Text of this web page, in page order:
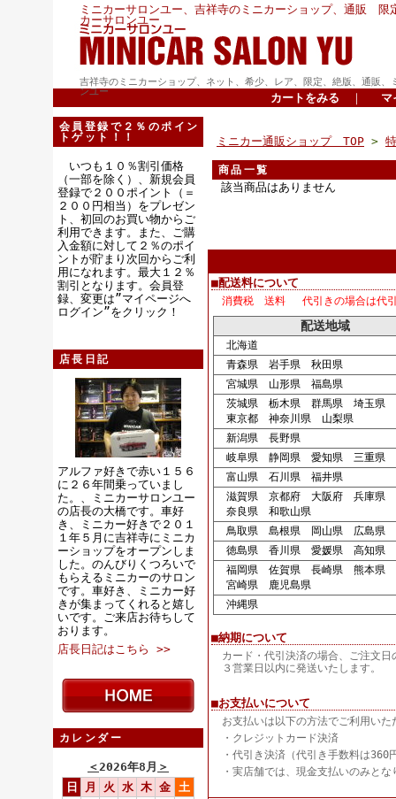
ミニカーサロンユー、吉祥寺のミニカーショップ、通販 限
カーサロンユー
吉祥寺のミニカーショップ、ネット、希少、レア、限定、絶版、通販、
ンユー
カートをみる ｜ マ
会員登録で２％のポイン
トゲット！！
いつも１０％割引価格
（一部を除く）、新規会員
登録で２００ポイント（＝
２００円相当）をプレゼン
ト、初回のお買い物からご
利用できます。また、ご購
入金額に対して２％のポイ
ントが貯まり次回からご利
用になれます。最大１２％
割引となります。会員登
録、変更は”マイページへ
ログイン”をクリック！
店長日記
アルファ好きで赤い１５６
に２６年間乗っていまし
た。、ミニカーサロンユー
の店長の大橋です。車好
き、ミニカー好きで２０１
１年５月に吉祥寺にミニカ
ーショップをオープンしま
した。のんびりくつろいで
もらえるミニカーのサロン
です。車好き、ミニカー好
きが集まってくれると嬉し
いです。ご来店お待ちして
おります。
店長日記はこちら >>
カレンダー
＜2026年8月 ＞
日
月 火 水 木 金 土
ミニカー通販ショップ TOP >
商品一覧
該当商品はありません
■配送料について
消費税 送料 代引きの場合は代引
配送地域
北海道
青森県 岩手県 秋田県
宮城県 山形県 福島県
茨城県 栃木県 群馬県 埼玉県
東京都 神奈川県 山梨県
新潟県 長野県
岐阜県 静岡県 愛知県 三重県
富山県 石川県 福井県
滋賀県 京都府 大阪府 兵庫県
奈良県 和歌山県
鳥取県 島根県 岡山県 広島県
徳島県 香川県 愛媛県 高知県
福岡県 佐賀県 長崎県 熊本県
宮崎県 鹿児島県
沖縄県
■納期について
カード・代引決済の場合、ご注文日
３営業日以内に発送いたします。
■お支払いについて
お支払いは以下の方法でご利用いた
・クレジットカード決済
・代引き決済（代引き手数料は360
・実店舗では、現金支払いのみとな